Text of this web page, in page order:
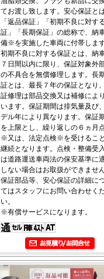
てお渡し致します。安心保証と
「返品保証」「初期不良に対す
証」「長期保証」の総称で、納
備※を実施した車両に付帯しま
初期不良に対する保証とは、納
７日間以内に限り、保証対象外
の不具合を無償修理します。長
証とは、最長７年の保証となり
証修理は部品交換又は補修によ
います。保証期間は排気量及び
デル年により異なります。保証
を上限とし、繰り返しの６ヵ月
※又は、法定点検※を受けるこ
継続となります。点検・整備受
は道路運送車両法の保安基準に
しない場合はお取扱ができませ
保証部品等、安心保証の詳細に
てはスタッフにお問い合わせく
い。
※有償サービスになります。